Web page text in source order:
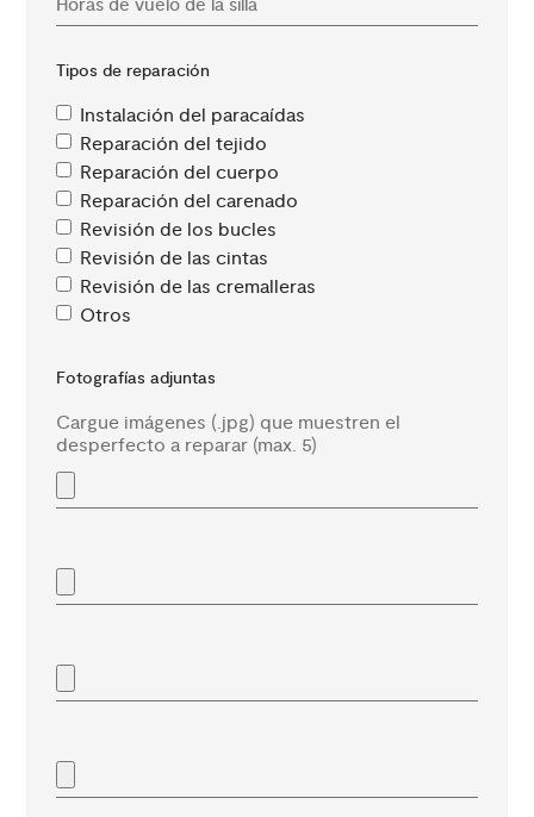
Tipos de reparación
Instalación del paracaídas
Reparación del tejido
Reparación del cuerpo
Reparación del carenado
Revisión de los bucles
Revisión de las cintas
Revisión de las cremalleras
Otros
Fotografías adjuntas
Cargue imágenes (.jpg) que muestren el
desperfecto a reparar (max. 5)